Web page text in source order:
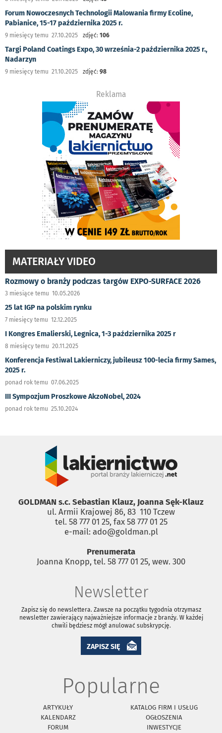
Forum Nowoczesnych Technologii Malowania firmy Ecoline,
Pabianice, 15-17 października 2025 r.
9 miesięcy temu 27.10.2025 zdjęć: 106
Targi Poland Coatings Expo, 30 września-2 października 2025 r.,
Nadarzyn
9 miesięcy temu 21.10.2025 zdjęć: 98
Reklama
MATERIAŁY VIDEO
Rozmowy o branży podczas targów EXPO-SURFACE 2026
3 miesiące temu 10.05.2026
25 lat IGP na polskim rynku
7 miesięcy temu 12.12.2025
I Kongres Emalierski, Legnica, 1-3 października 2025 r
8 miesięcy temu 20.11.2025
Konferencja Festiwal Lakierniczy, jubileusz 100-lecia firmy Sames,
2025 r.
ponad rok temu 07.06.2025
III Sympozjum Proszkowe AkzoNobel, 2024
ponad rok temu 25.10.2024
GOLDMAN s.c. Sebastian Klauz, Joanna Sęk-Klauz
ul. Armii Krajowej 86, 83 ­ 110 Tczew
tel. 58 777 01 25, fax 58 777 01 25
e-mail: ado@goldman.pl
Prenumerata
Joanna Knopp, tel. 58 777 01 25, wew. 300
Newsletter
Zapisz się do newslettera. Zawsze na początku tygodnia otrzymasz
newsletter zawierający najważniejsze informacje z branży. W każdej
chwili będziesz mógł anulować subskrypcję.
ZAPISZ SIĘ
Popularne
ARTYKUŁY
KATALOG FIRM I USŁUG
KALENDARZ
OGŁOSZENIA
FORUM
INWESTYCJE